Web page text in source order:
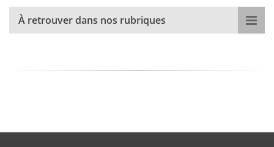
À retrouver dans nos rubriques